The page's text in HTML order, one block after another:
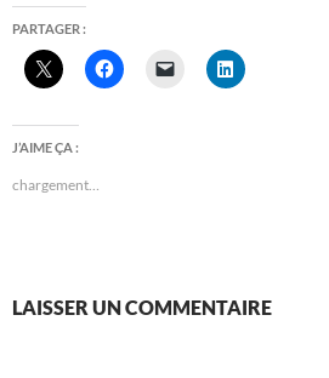
PARTAGER :
J’AIME ÇA :
chargement…
LAISSER UN COMMENTAIRE